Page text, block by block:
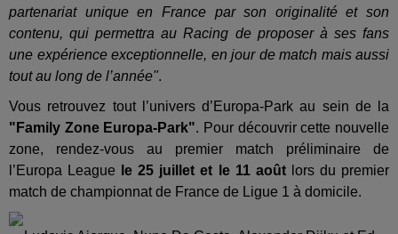
partenariat unique en France par son originalité et son
contenu, qui permettra au Racing de proposer à ses fans
une expérience exceptionnelle, en jour de match mais aussi
tout au long de l’année".
Vous retrouvez tout l’univers d’Europa-Park au sein de la
"Family Zone Europa-Park". Pour découvrir cette nouvelle
zone, rendez-vous au premier match préliminaire de
l’Europa League
le 25 juillet et le 11 aoûtlors du premier
match de championnat de France de Ligue 1 à domicile.